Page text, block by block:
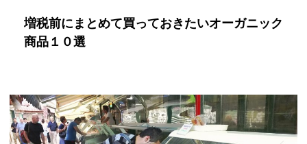
増税前にまとめて買っておきたいオーガニック
商品１０選